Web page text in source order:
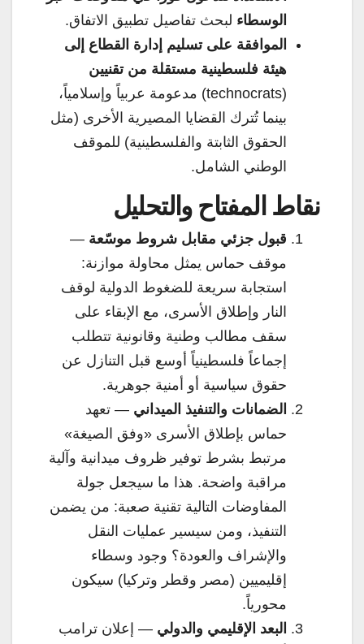
الوسطاء لبحث تفاصيل تطبيق الاتفاق.
الموافقة على تسليم إدارة القطاع إلى
هيئة فلسطينية مستقلة من تقنيين
(technocrats) مدعومة عربياً وإسلامياً،
بينما تُترك القضايا المصيرية الأخرى (مثل
الحقوق الثابتة والفلسطينية) للموقف
الوطني الشامل.
نقاط المفتاح والتحليل
قبول جزئي مقابل شروط موسّعة —
موقف حماس يمثل محاولة موازنة:
استجابة سريعة للضغوط الدولية لوقف
النار وإطلاق الأسرى، مع الإبقاء على
سقف مطالب وطنية وقانونية تتطلب
إجماعاً فلسطينياً أوسع قبل التنازل عن
حقوق سياسية أو أمنية جوهرية.
الضمانات والتنفيذ الميداني — تعهد
حماس بإطلاق الأسرى «وفق الصيغة»
مرتبط بشرط توفير ظروف ميدانية وآلية
مراقبة واضحة. هذا ما سيجعل جولة
المفاوضات التالية تقنية صعبة: من يضمن
التنفيذ، ومن سيسير عمليات النقل
والإشراف والعودة؟ وجود وسطاء
إقليميين (مصر وقطر وتركيا) سيكون
محورياً.
البعد الإقليمي والدولي — إعلان ترامب